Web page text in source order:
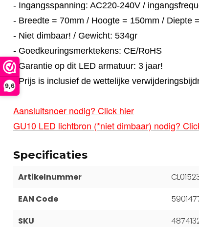
9,6
- Ingangsspanning: AC220-240V /
- Breedte = 70mm / Hoogte = 150mm / Diepte
- Niet dimbaar! / Gewicht: 534gr
- Goedkeuringsmerktekens: CE/RoHS
- Garantie op dit LED armatuur: 3 jaar!
- Prijs is inclusief de wettelijke
Aansluitsnoer nodig? Click hier
GU10 LED lichtbron (*niet dimbaar) nodig?
Specificaties
Artikelnummer
EAN Code
SKU